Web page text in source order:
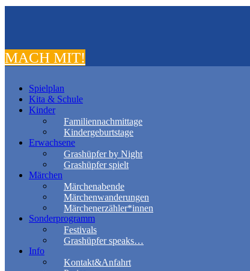
MACH MIT!
Spielplan
Kita & Schule
Kinder
Familiennachmittage
Kindergeburtstage
Erwachsene
Grashüpfer by Night
Grashüpfer spielt
Märchen
Märchenabende
Märchenwanderungen
Märchenerzähler*innen
Sonderprogramm
Festivals
Grashüpfer speaks…
Info
Kontakt&Anfahrt